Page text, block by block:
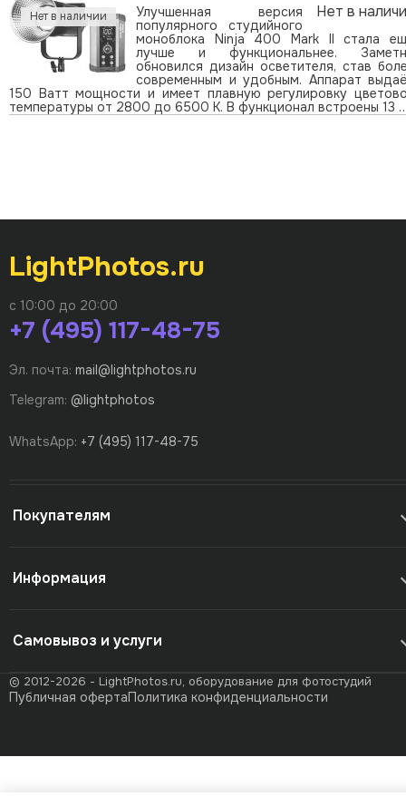
Нет в
Улучшенная версия
популярного студийного
моноблока Ninja 400 Mark II стала
лучше и функциональнее.
обновился дизайн осветителя, став
современным и удобным. Аппарат
150 Ватт мощности и имеет плавную регулировку
температуры от 2800 до 6500 К. В функционал встроены 13
LightPhotos.ru
с 10:00 до 20:00
+7 (495) 117-48-75
Эл. почта: mail@lightphotos.ru
Telegram: @lightphotos
WhatsApp: +7 (495) 117-48-75
Покупателям
Информация
Самовывоз и услуги
© 2012-2026 - LightPhotos.ru, оборудование для фотостудий
Публичная офертаПолитика конфиденциальности